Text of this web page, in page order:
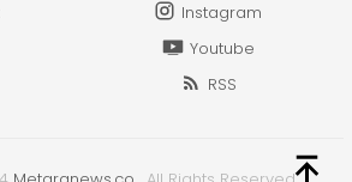
Instagram
Youtube
RSS